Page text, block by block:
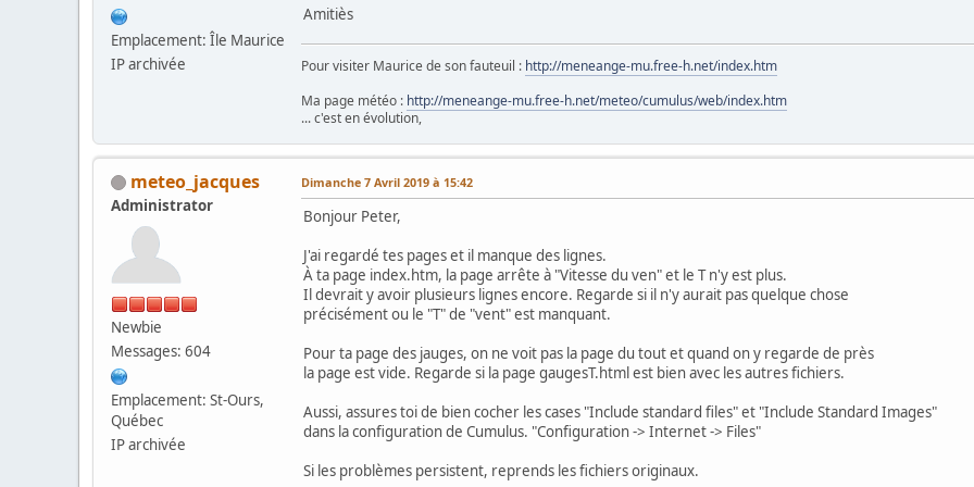
Emplacement: Île Maurice
IP archivée
Amitiès
Pour visiter Maurice de son fauteuil : http://meneange-mu.free-h.net/index.htm
Ma page météo : http://meneange-mu.free-h.net/meteo/cumulus/web/index.htm
... c'est en évolution,
meteo_jacques
Administrator
Newbie
Messages: 604
Emplacement: St-Ours,
Québec
IP archivée
Dimanche 7 Avril 2019 à 15:42
Bonjour Peter,
J'ai regardé tes pages et il manque des lignes.
À ta page index.htm, la page arrête à "Vitesse du ven" et le T n'y est plus.
Il devrait y avoir plusieurs lignes encore. Regarde si il n'y aurait pas quelque chose
précisément ou le "T" de "vent" est manquant.
Pour ta page des jauges, on ne voit pas la page du tout et quand on y regarde de près
la page est vide. Regarde si la page gaugesT.html est bien avec les autres fichiers.
Aussi, assures toi de bien cocher les cases "Include standard files" et "Include Standard Images"
dans la configuration de Cumulus. "Configuration -> Internet -> Files"
Si les problèmes persistent, reprends les fichiers originaux.